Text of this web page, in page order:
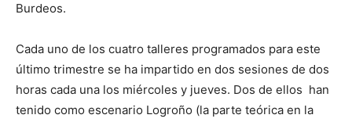
Burdeos.
Cada uno de los cuatro talleres programados para este
último trimestre se ha impartido en dos sesiones de dos
horas cada una los miércoles y jueves. Dos de ellos han
tenido como escenario Logroño (la parte teórica en la